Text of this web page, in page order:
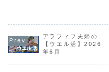
います。健康と節
上作り続けていま
す。
ています。
以上作り続
ます。
アラフィフ夫婦の
【ウエル活】2026
年6月